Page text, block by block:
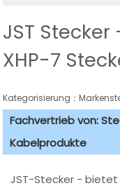
JST
XHP-7
Kategorisierung：
Fachvertrieb von:
Kabelprodukte
JST-Stecker - bietet